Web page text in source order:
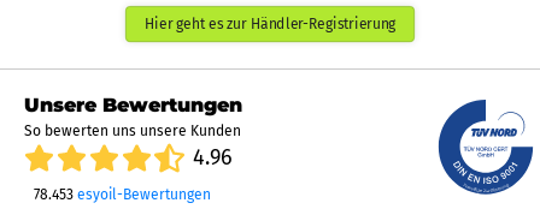
Hier geht es zur Händler-Registrierung
Unsere Bewertungen
So bewerten uns unsere Kunden
4.96
78.453 esyoil-Bewertungen